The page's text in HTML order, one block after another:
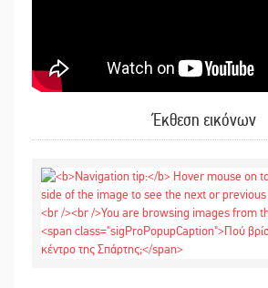
Έκθεση εικόνων